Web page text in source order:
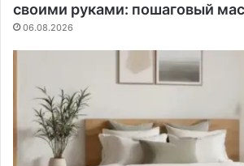
своими руками: пошаговый
06.08.2026